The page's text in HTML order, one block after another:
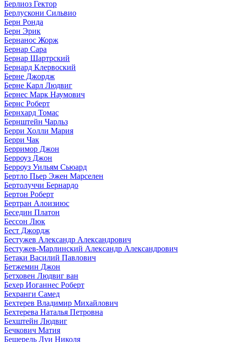
Берлиоз Гектор
Берлускони Сильвио
Берн Ронда
Берн Эрик
Бернанос Жорж
Бернар Сара
Бернар Шартрский
Бернард Клервоский
Берне Джордж
Берне Карл Людвиг
Бернес Марк Наумович
Бернс Роберт
Бернхард Томас
Бернштейн Чарльз
Берри Холли Мария
Берри Чак
Берримор Джон
Берроуз Джон
Берроуз Уильям Сьюард
Бертло Пьер Эжен Марселен
Бертолуччи Бернардо
Бертон Роберт
Бертран Алоизиюс
Беседин Платон
Бессон Люк
Бест Джордж
Бестужев Александр Александрович
Бестужев-Марлинский Александр Александрович
Бетаки Василий Павлович
Бетжемин Джон
Бетховен Людвиг ван
Бехер Иоганнес Роберт
Бехранги Самед
Бехтерев Владимир Михайлович
Бехтерева Наталья Петровна
Бехштейн Людвиг
Бечкович Матия
Бешерель Луи Николя